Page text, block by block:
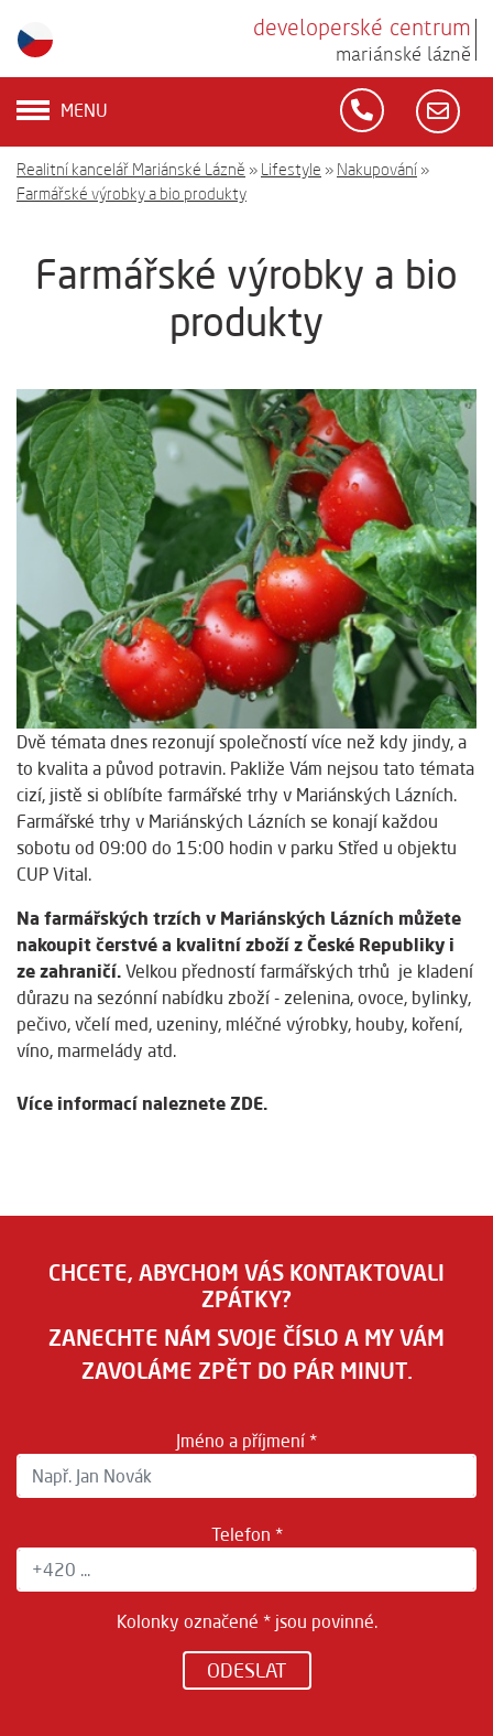
developerské centrum
mariánské lázně
MENU
Realitní kancelář Mariánské Lázně » Lifestyle » Nakupování »
Farmářské výrobky a bio produkty
Farmářské výrobky a bio
produkty
Dvě témata dnes rezonují společností více než kdy jindy, a
to kvalita a původ potravin. Pakliže Vám nejsou tato témata
cizí, jistě si oblíbíte farmářské trhy v Mariánských Lázních.
Farmářské trhy v Mariánských Lázních se konají každou
sobotu od 09:00 do 15:00 hodin v parku Střed u objektu
CUP Vital.
Na farmářských trzích v Mariánských Lázních můžete
nakoupit čerstvé a kvalitní zboží z České Republiky i
ze zahraničí. Velkou předností farmářských trhů je kladení
důrazu na sezónní nabídku zboží - zelenina, ovoce, bylinky,
pečivo, včelí med, uzeniny, mléčné výrobky, houby, koření,
víno, marmelády atd.
Více informací nalezneteZDE.
CHCETE, ABYCHOM VÁS KONTAKTOVALI
ZPÁTKY?
ZANECHTE NÁM SVOJE ČÍSLO A MY VÁM
ZAVOLÁME ZPĚT DO PÁR MINUT.
Jméno a příjmení *
Telefon *
Kolonky označené * jsou povinné.
ODESLAT